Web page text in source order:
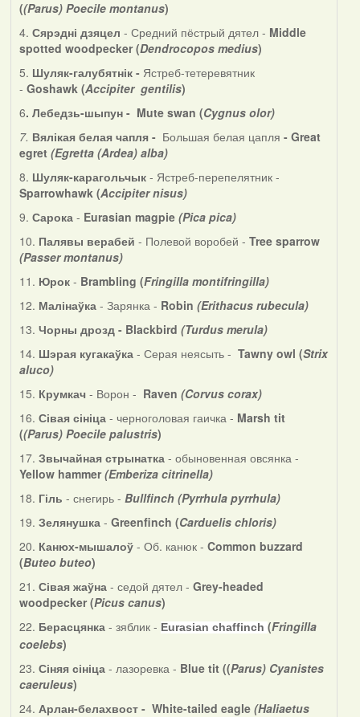
((Parus) Poecile montanus)
4. Сярэдні дзяцел - Средний пёстрый дятел - Middle
spotted woodpecker (Dendrocopos medius)
5. Шуляк-галубятнік -Ястреб-тетеревятник
- Goshawk (Accipiter gentilis)
6. Лебедзь-шыпун - Mute swan (Cygnus olor)
7. Вялікая белая чапля - Большая белая цапля - Great
egret (Egretta (Ardea) alba)
8. Шуляк-карагольчык- Ястреб-перепелятник -
Sparrowhawk (Accipiter nisus)
9. Сарока- Eurasian magpie (Pica pica)
10. Палявы верабей - Полевой воробей - Tree sparrow
(Passer montanus)
11. Юрок- Brambling (Fringilla montifringilla)
12. Малінаўка - Зарянка - Robin (Erithacus rubecula)
13. Чорны дрозд - Blackbird (Turdus merula)
14. Шэрая кугакаўка - Серая неясыть - Tawny owl (Strix
aluco)
15. Крумкач - Ворон - Raven (Corvus corax)
16. Сівая сініца- черноголовая гаичка - Marsh tit
((Parus) Poecile palustris)
17. Звычайная стрынатка - обыновенная овсянка -
Yellow hammer(Emberiza citrinella)
18. Гіль - снегирь - Bullfinch (Pyrrhula pyrrhula)
19. Зелянушка- Greenfinch (Carduelis chloris)
20. Канюх-мышалоў- Об. канюк - Common buzzard
(Buteo buteo)
21. Сівая жаўна- седой дятел - Grey-headed
woodpecker (Picus canus)
22. Берасцянка - зяблик - Eurasian chaffinch (Fringilla
coelebs)
23. Сіняя сініца- лазоревка - Blue tit ((Parus) Cyanistes
caeruleus)
24. Арлан-белахвост - White-tailed eagle (Haliaetus